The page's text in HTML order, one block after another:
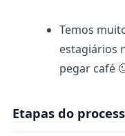
Temos
estagiários
pegar café
Etapas do